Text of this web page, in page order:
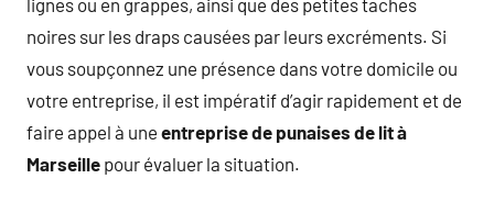
lignes ou en grappes, ainsi que des petites taches
noires sur les draps causées par leurs excréments. Si
vous soupçonnez une présence dans votre domicile ou
votre entreprise, il est impératif d’agir rapidement et de
faire appel à une entreprise de punaises de lit à
Marseille pour évaluer la situation.